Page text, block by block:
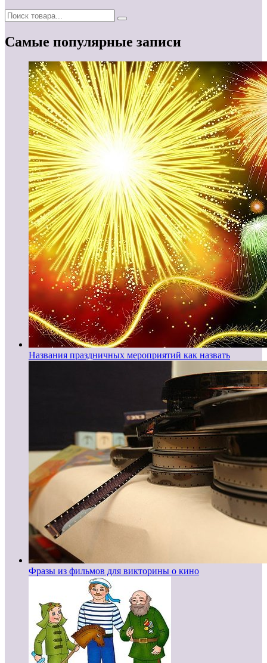
Самые популярные записи
Названия праздничных мероприятий как назвать
Фразы из фильмов для викторины о кино